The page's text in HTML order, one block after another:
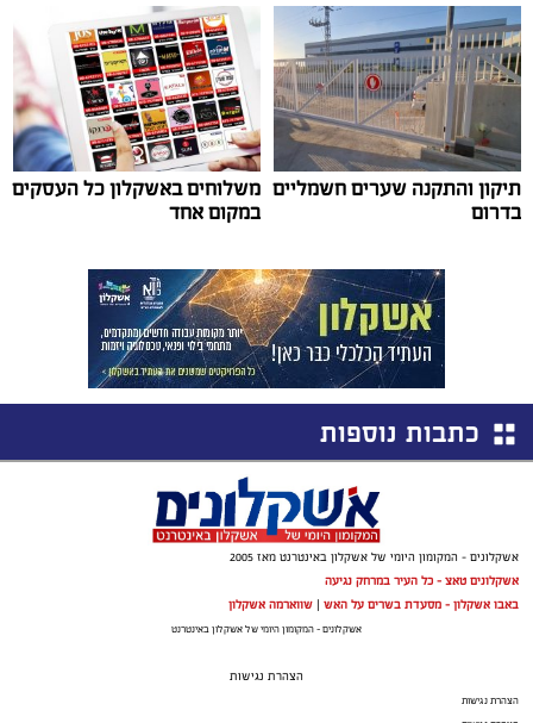
תיקון והתקנה שערים חשמליים
בדרום
משלוחים באשקלון כל העסקים
במקום אחד
כתבות נוספות
אשקלונים - המקומון היומי של אשקלון באינטרנט מאז 2005
אשקלונים טאצ - כל העיר במרחק נגיעה
באבו אשקלון - מסעדת בשרים על האש | שווארמה אשקלון
אשקלונים - המקומון היומי של אשקלון באינטרנט
הצהרת נגישות
הצהרת נגישות